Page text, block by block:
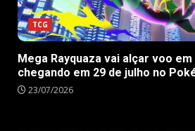
TCG
Mega Rayquaza vai alçar voo em
chegando em 29 de julho no
23/07/2026